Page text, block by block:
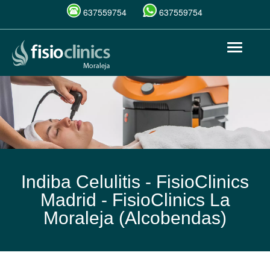
Pasar
contenido
principal
637559754 637559754
Toggle
Indiba Celulitis - FisioClinics
Madrid - FisioClinics La
Moraleja (Alcobendas)